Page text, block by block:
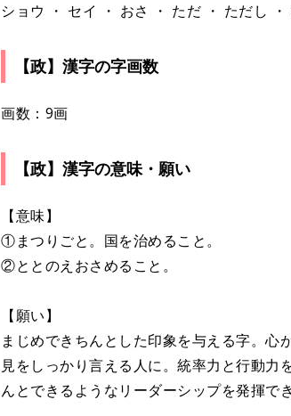
ショウ ・ セイ ・ おさ ・ ただ ・ ただし
【政】漢字の字画数
画数：9画
【政】漢字の意味・願い
【意味】
①まつりごと。国を治めること。
②ととのえおさめること。
【願い】
まじめできちんとした印象を与える字。
見をしっかり言える人に。統率力と行動力
んとできるようなリーダーシップを発揮で